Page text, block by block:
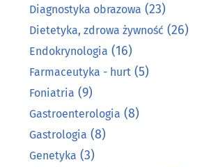
Diagnostyka obrazowa (23)
Dietetyka, zdrowa żywność (26)
Endokrynologia (16)
Farmaceutyka - hurt (5)
Foniatria (9)
Gastroenterologia (8)
Gastrologia (8)
Genetyka (3)